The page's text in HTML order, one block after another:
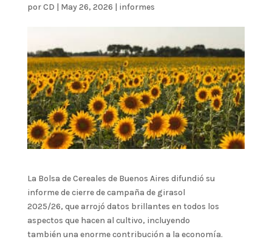
porCD | May 26, 2026 | informes
La Bolsa de Cereales de Buenos Aires difundió su
informe de cierre de campaña de girasol
2025/26, que arrojó datos brillantes en todos los
aspectos que hacen al cultivo, incluyendo
también una enorme contribución a la economía.